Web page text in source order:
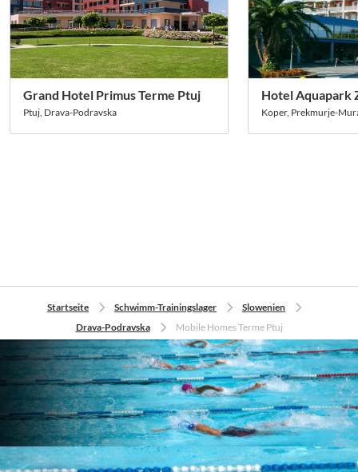
Grand Hotel Primus Terme Ptuj
Ptuj, Drava-Podravska
Hotel Aquapark
Koper, Prekmurje-
Startseite Schwimm-Trainingslager
Slowenien
Drava-Podravska
Mobile Homes Terme Ptuj